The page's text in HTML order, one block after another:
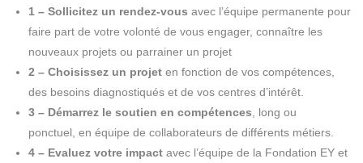
1 – Sollicitez un rendez-vous avec l’équipe permanente pour
faire part de votre volonté de vous engager, connaître les
nouveaux projets ou parrainer un projet
2 – Choisissez un projet en fonction de vos compétences,
des besoins diagnostiqués et de vos centres d’intérêt.
3 – Démarrez le soutien en compétences , long ou
ponctuel, en équipe de collaborateurs de différents métiers.
4 – Evaluez votre impact avec l’équipe de la Fondation EY et